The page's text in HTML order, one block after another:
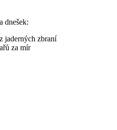
dnešek:
jaderných zbraní
za mír